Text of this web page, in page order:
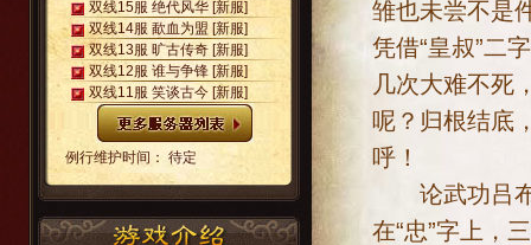
双线15服 绝代风华 [新服]
双线14服 歃血为盟 [新服]
双线13服 旷古传奇 [新服]
双线12服 谁与争锋 [新服]
双线11服 笑谈古今 [新服]
例行维护时间： 待定
雏也未尝不是
凭借“皇叔”二
几次大难不死
呢？归根结底
呼！
论武功吕布
在“忠”字上，